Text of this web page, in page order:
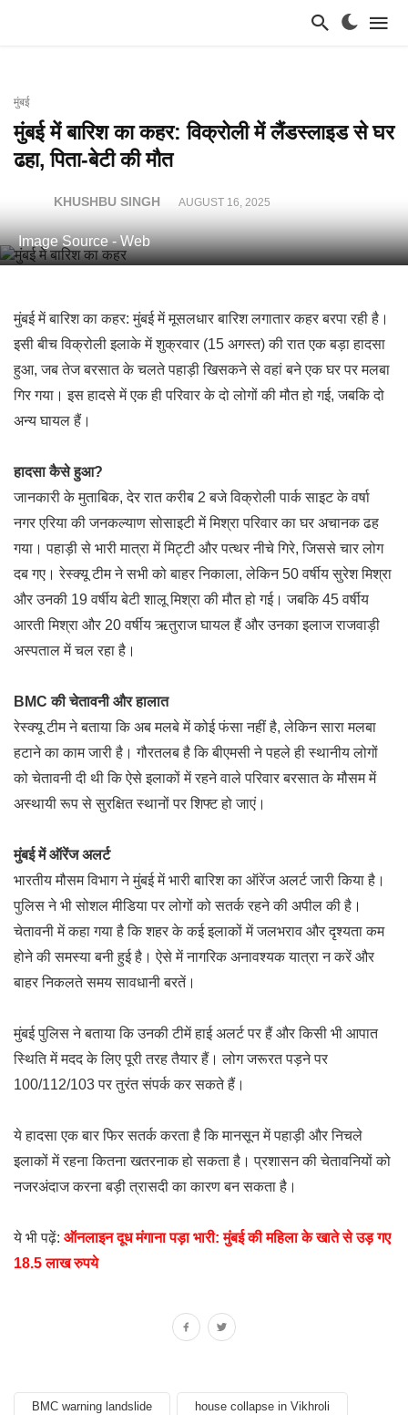
मुंबई
मुंबई में बारिश का कहर: विक्रोली में लैंडस्लाइड से घर
ढहा, पिता-बेटी की मौत
KHUSHBU SINGH AUGUST 16, 2025
Image Source - Web
मुंबई में बारिश का कहर: मुंबई में मूसलधार बारिश लगातार कहर बरपा रही है।
इसी बीच विक्रोली इलाके में शुक्रवार (15 अगस्त) की रात एक बड़ा हादसा
हुआ, जब तेज बरसात के चलते पहाड़ी खिसकने से वहां बने एक घर पर मलबा
गिर गया। इस हादसे में एक ही परिवार के दो लोगों की मौत हो गई, जबकि दो
अन्य घायल हैं।
हादसा कैसे हुआ?
जानकारी के मुताबिक, देर रात करीब 2 बजे विक्रोली पार्क साइट के वर्षा
नगर एरिया की जनकल्याण सोसाइटी में मिश्रा परिवार का घर अचानक ढह
गया। पहाड़ी से भारी मात्रा में मिट्टी और पत्थर नीचे गिरे, जिससे चार लोग
दब गए। रेस्क्यू टीम ने सभी को बाहर निकाला, लेकिन 50 वर्षीय सुरेश मिश्रा
और उनकी 19 वर्षीय बेटी शालू मिश्रा की मौत हो गई। जबकि 45 वर्षीय
आरती मिश्रा और 20 वर्षीय ऋतुराज घायल हैं और उनका इलाज राजवाड़ी
अस्पताल में चल रहा है।
BMC की चेतावनी और हालात
रेस्क्यू टीम ने बताया कि अब मलबे में कोई फंसा नहीं है, लेकिन सारा मलबा
हटाने का काम जारी है। गौरतलब है कि बीएमसी ने पहले ही स्थानीय लोगों
को चेतावनी दी थी कि ऐसे इलाकों में रहने वाले परिवार बरसात के मौसम में
अस्थायी रूप से सुरक्षित स्थानों पर शिफ्ट हो जाएं।
मुंबई में ऑरेंज अलर्ट
भारतीय मौसम विभाग ने मुंबई में भारी बारिश का ऑरेंज अलर्ट जारी किया है।
पुलिस ने भी सोशल मीडिया पर लोगों को सतर्क रहने की अपील की है।
चेतावनी में कहा गया है कि शहर के कई इलाकों में जलभराव और दृश्यता कम
होने की समस्या बनी हुई है। ऐसे में नागरिक अनावश्यक यात्रा न करें और
बाहर निकलते समय सावधानी बरतें।
मुंबई पुलिस ने बताया कि उनकी टीमें हाई अलर्ट पर हैं और किसी भी आपात
स्थिति में मदद के लिए पूरी तरह तैयार हैं। लोग जरूरत पड़ने पर
100/112/103 पर तुरंत संपर्क कर सकते हैं।
ये हादसा एक बार फिर सतर्क करता है कि मानसून में पहाड़ी और निचले
इलाकों में रहना कितना खतरनाक हो सकता है। प्रशासन की चेतावनियों को
नजरअंदाज करना बड़ी त्रासदी का कारण बन सकता है।
ये भी पढ़ें: ऑनलाइन दूध मंगाना पड़ा भारी: मुंबई की महिला के खाते से उड़ गए
18.5 लाख रुपये
BMC warning landslide house collapse in Vikhroli